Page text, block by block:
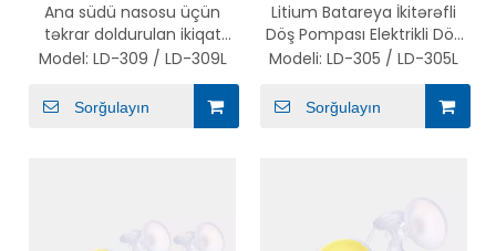
Ana südü nasosu üçün
təkrar doldurulan ikiqat
optimal döş pompası
Model: LD-309 / LD-309L
Sorğulayın
Litium Batareya İkitərəfli
Döş Pompası Elektrikli Döş
Pompası
Modeli: LD-305 / LD-305L
Sorğulayın